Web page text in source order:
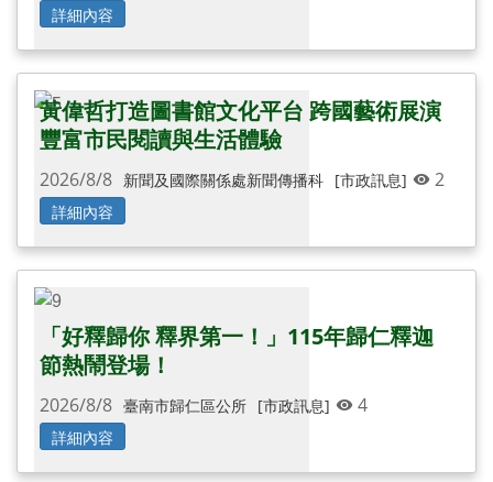
詳細內容
黃偉哲打造圖書館文化平台 跨國藝術展演
豐富市民閱讀與生活體驗
2026/8/8 新聞及國際關係處新聞傳播科 [市政訊息] 2
詳細內容
還有更多圖片...
「好釋歸你 釋界第一！」115年歸仁釋迦
節熱鬧登場！
2026/8/8 臺南市歸仁區公所 [市政訊息] 4
詳細內容